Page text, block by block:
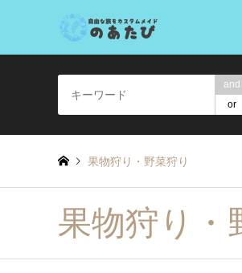
and
or
果物狩り・野菜狩り
果物狩り・